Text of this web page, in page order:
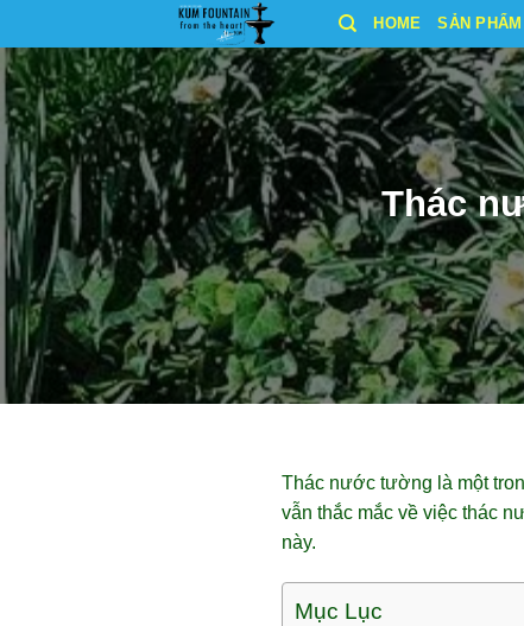
qua
nội
dung
HOME SẢN PHẨM
Thác
Thác nước tường là một
vẫn thắc mắc về việc thác
này.
Mục Lục